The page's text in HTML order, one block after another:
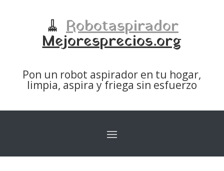
🧹 Robotaspirador
Mejoresprecios.org
Pon un robot aspirador en tu hogar,
limpia, aspira y friega sin esfuerzo